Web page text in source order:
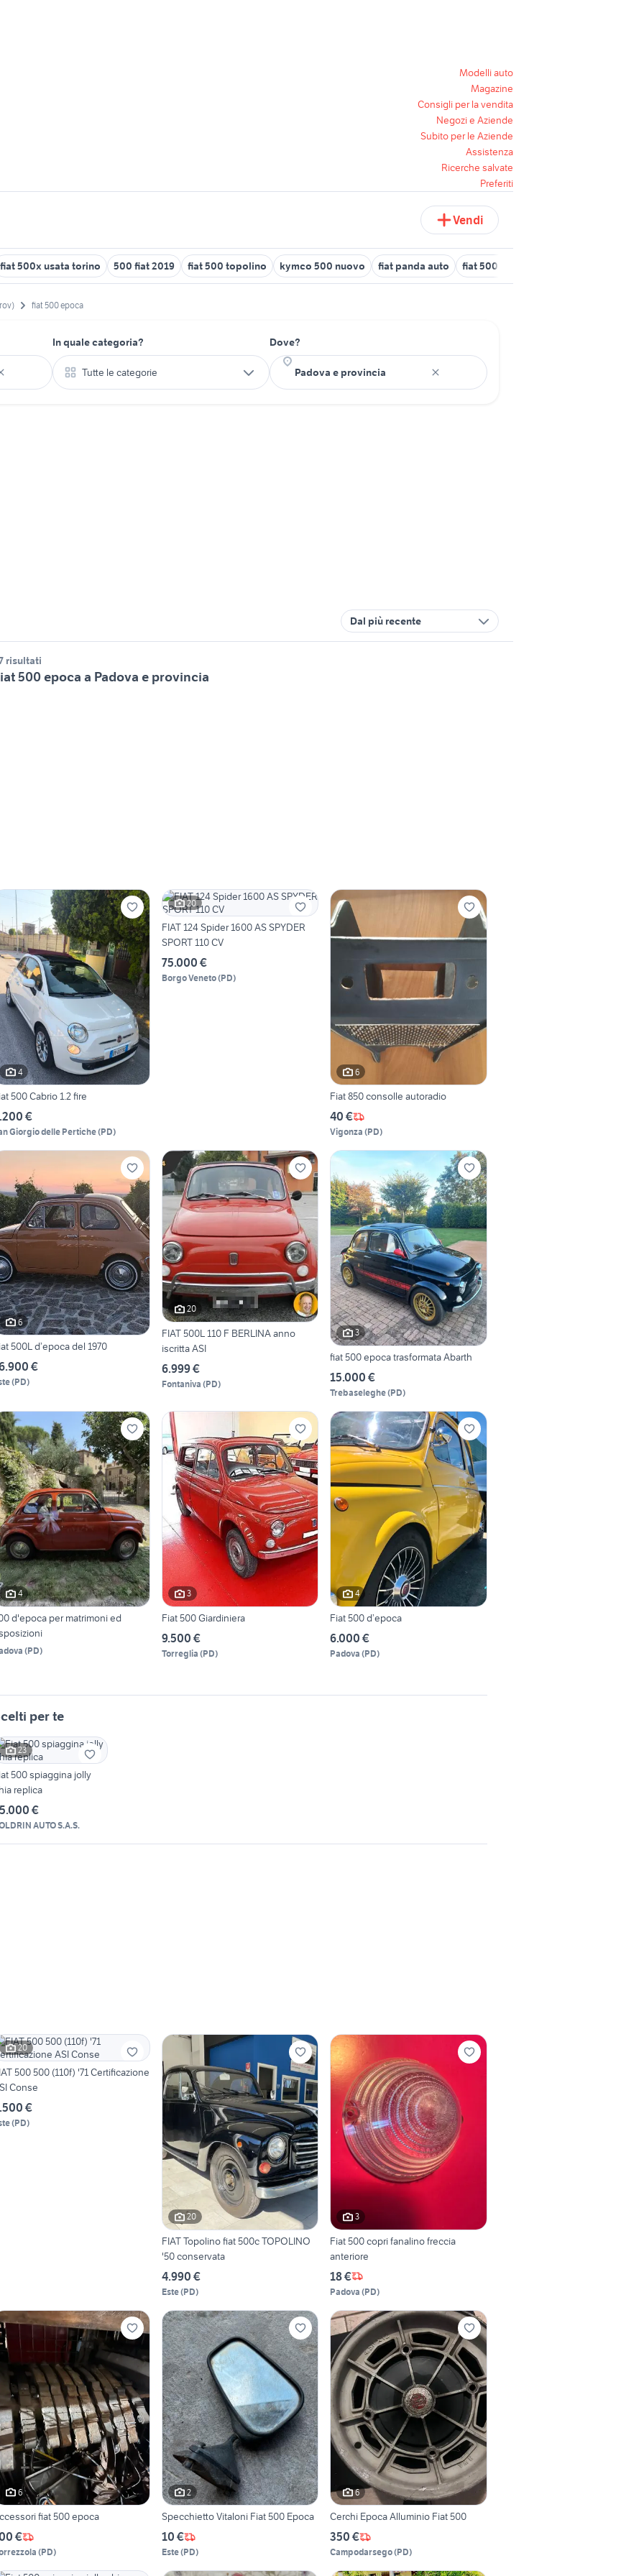
Modelli auto
Magazine
Consigli per la vendita
Negozi e Aziende
Subito per le Aziende
Assistenza
Ricerche salvate
Preferiti
Vendi
fiat 500x usata torino 500 fiat 2019 fiat 500 topolino kymco 500 nuovo fiat panda auto fiat 500 bianchina
fiat 500 epoca
In quale categoria?
Tutte le categorie
Dove?
Dal più recente
risultati
500 epoca a Padova e provincia
4
500 Cabrio 1.2 fire
€
Giorgio delle Pertiche(PD)
20
FIAT 124 Spider 1600 AS SPYDER
SPORT 110 CV
75.000 €
Borgo Veneto(PD)
6
Fiat 850 consolle autoradio
40 €
Vigonza (PD)
6
500L d’epoca del 1970
€
(PD)
20
FIAT 500L 110 F BERLINA anno
iscritta ASI
6.999 €
Fontaniva (PD)
3
fiat 500 epoca trasformata Abarth
15.000 €
Trebaseleghe(PD)
4
d'epoca per matrimoni ed
(PD)
3
Fiat 500 Giardiniera
9.500 €
Torreglia (PD)
4
Fiat 500 d’epoca
6.000 €
Padova (PD)
per te
23
500 spiaggina jolly
replica
€
AUTO S.A.S.
20
500 500 (110f) '71 Certificazione
Conse
€
(PD)
20
FIAT Topolino fiat 500c TOPOLINO
'50 conservata
4.990 €
Este(PD)
3
Fiat 500 copri fanalino freccia
anteriore
18 €
Padova (PD)
6
fiat 500 epoca
€
(PD)
2
Specchietto Vitaloni Fiat 500 Epoca
10 €
Este(PD)
6
Cerchi Epoca Alluminio Fiat 500
350 €
Campodarsego(PD)